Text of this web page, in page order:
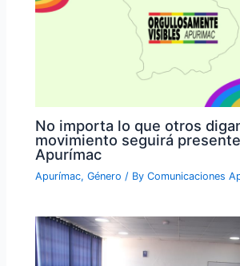
No importa lo que otros
movimiento seguirá
Apurímac
Apurímac,Género / ByComunicaciones